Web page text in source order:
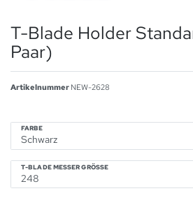
T-Blade Holder
Paar)
Artikelnummer NEW-2628
FARBE
T-BLADE MESSER GRÖSSE